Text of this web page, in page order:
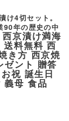
け4切セット。
90年の歴史の中
西京漬け満海
送料無料 西
き方 西京焼
ゼント 贈答
祝 誕生日
義母 食品